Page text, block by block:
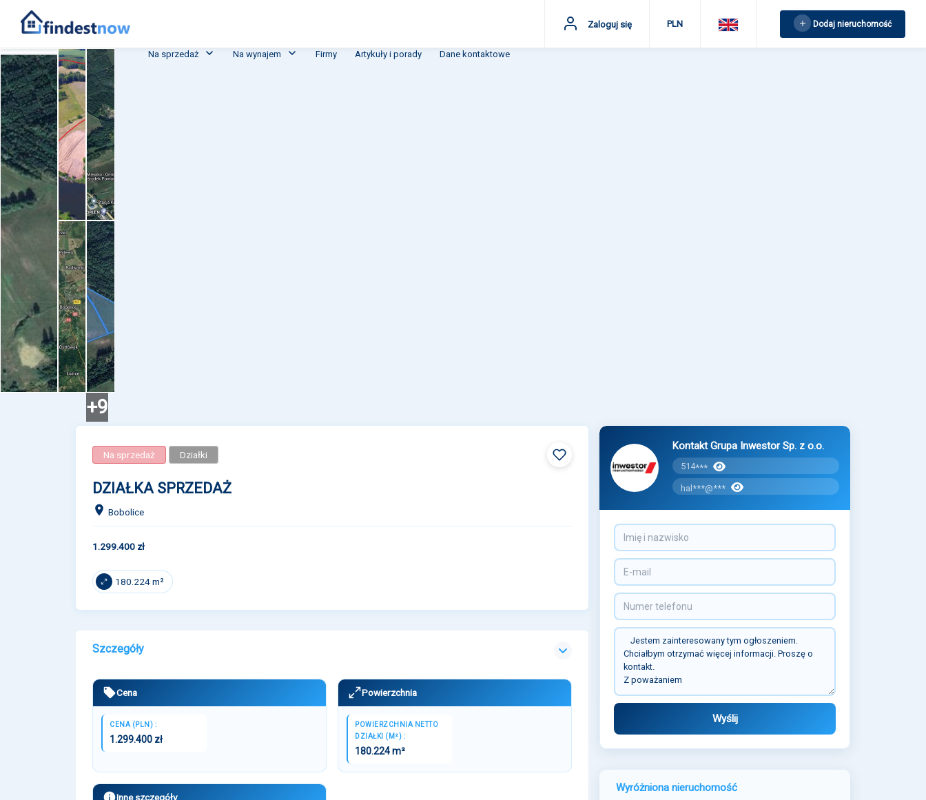
Dodaj nieruchomość
PLN
Zaloguj się
Na sprzedaż Na wynajem Firmy Artykuły i porady Dane kontaktowe
+9
Na sprzedaż Działki
DZIAŁKA SPRZEDAŻ
Bobolice
1.299.400 zł
180.224 m²
Szczegóły
Cena
CENA (PLN) :
1.299.400 zł
Powierzchnia
POWIERZCHNIA NETTO
DZIAŁKI (M²) :
180.224 m²
Inne szczegóły
Kontakt Grupa Inwestor Sp. z o.o.
514***
hal***@***
Wyślij
Wyróżniona nieruchomość